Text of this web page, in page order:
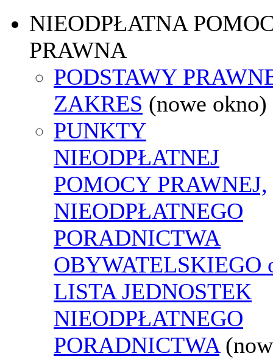
NIEODPŁATNA
PRAWNA
PODSTAWY
ZAKRES (nowe okno)
PUNKTY
NIEODPŁATNEJ
POMOCY PRAWNEJ,
NIEODPŁATNEGO
PORADNICTWA
OBYWATELSKIEGO
LISTA JEDNOSTEK
NIEODPŁATNEGO
PORADNICTWA